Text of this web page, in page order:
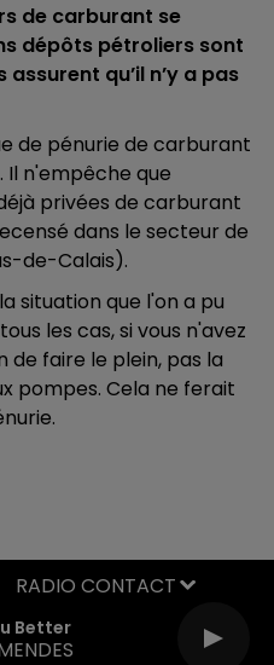
de carburant se
dépôts pétroliers sont
qu’il n’y a pas
de pénurie de carburant
Il n'empêche que
privées de carburant
dans le secteur de
de-Calais).
situation que l'on a pu
les cas, si vous n'avez
faire le plein, pas la
pompes. Cela ne ferait
Better
RADIO CONTACT